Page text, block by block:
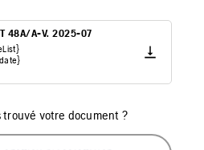
48A/A-V. 2025-07
trouvé votre document ?